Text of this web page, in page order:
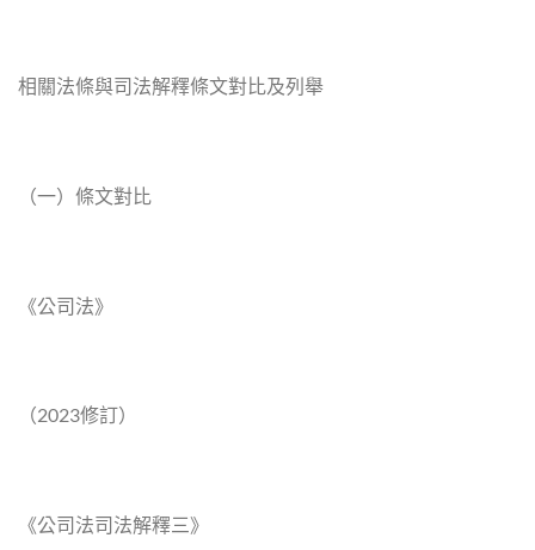
相關法條與司法解釋條文對比及列舉
（一）條文對比
《公司法》
（2023修訂）
《公司法司法解釋三》